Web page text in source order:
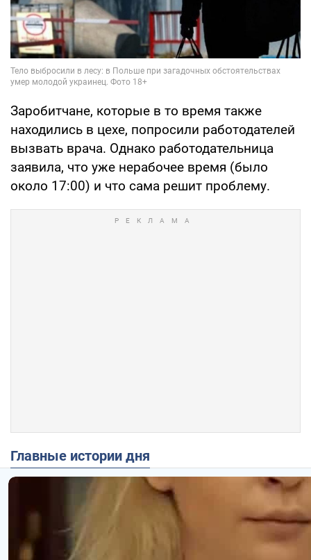
Заробитчане, которые в то время также
находились в цехе, попросили работодателей
вызвать врача. Однако работодательница
заявила, что уже нерабочее время (было
около 17:00) и что сама решит проблему.
Главные истории дня